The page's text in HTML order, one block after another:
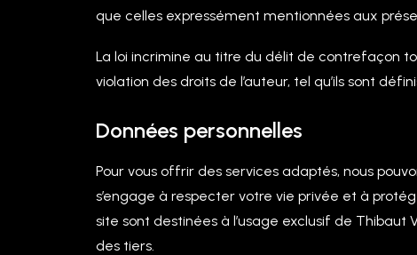
que celles expressément mentionnées aux
La loi incrimine au titre du délit de contrefaçon
violation des droits de l’auteur, tel qu’ils sont
Données personnelles
Pour vous offrir des services adaptés, nous
s’engage à respecter votre vie privée et à
site sont destinées à l’usage exclusif de Thibaut
des tiers.